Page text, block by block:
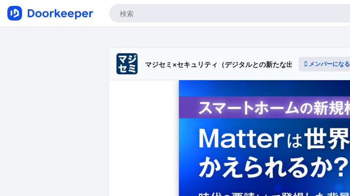
マジセミ×セキュリティ（デジタルとの新たな出会いと体験）
メンバーになる